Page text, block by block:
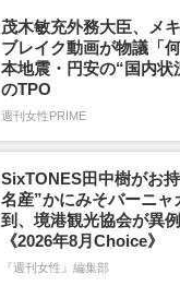
茂木敏充外務大臣、メ
ブレイク動画が物議「
本地震・円安の“国内状
のTPO
週刊女性PRIME
SixTONES田中樹がお
名産”かにみそバーニャ
到、境港観光協会が異
《2026年8月Choice》
『週刊女性』編集部